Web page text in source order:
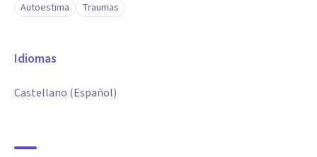
Autoestima
Traumas
Idiomas
Castellano (Español)